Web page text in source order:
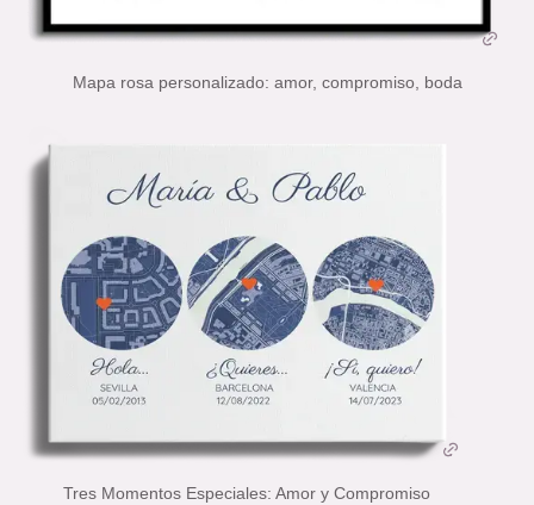
Mapa rosa personalizado: amor, compromiso, boda
Tres Momentos Especiales: Amor y Compromiso